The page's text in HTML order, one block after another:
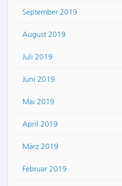
September 2019
August 2019
Juli 2019
Juni 2019
Mai 2019
April 2019
März 2019
Februar 2019